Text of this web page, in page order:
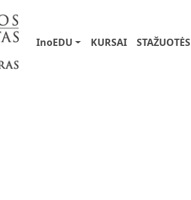
Main navigation
InoEDU KURSAI STAŽUOTĖS